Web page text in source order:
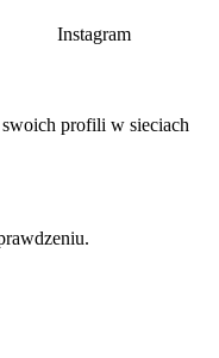
Instagram
swoich profili w sieciach